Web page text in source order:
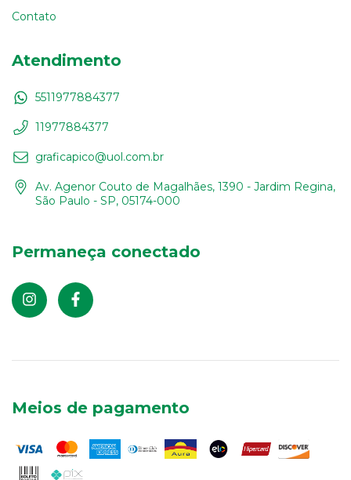
Contato
Atendimento
5511977884377
11977884377
graficapico@uol.com.br
Av. Agenor Couto de Magalhães, 1390 - Jardim Regina,
São Paulo - SP, 05174-000
Permaneça conectado
Meios de pagamento